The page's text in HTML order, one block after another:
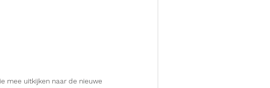
mee uitkijken naar de nieuwe